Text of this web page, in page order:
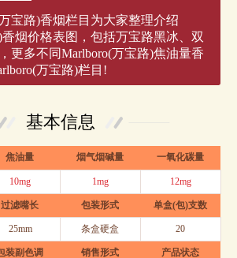
宝路)香烟栏目为大家整理介绍
香烟价格表图，包括万宝路黑冰、双
更多不同Marlboro(万宝路)焦油量香
万宝路)栏目!
基本信息
焦油量 烟气烟碱量 一氧化碳量
10mg 1mg 12mg
过滤嘴长 包装形式 单盒(包)支数
25mm 条盒硬盒 20
装副色调 销售形式 产品状态